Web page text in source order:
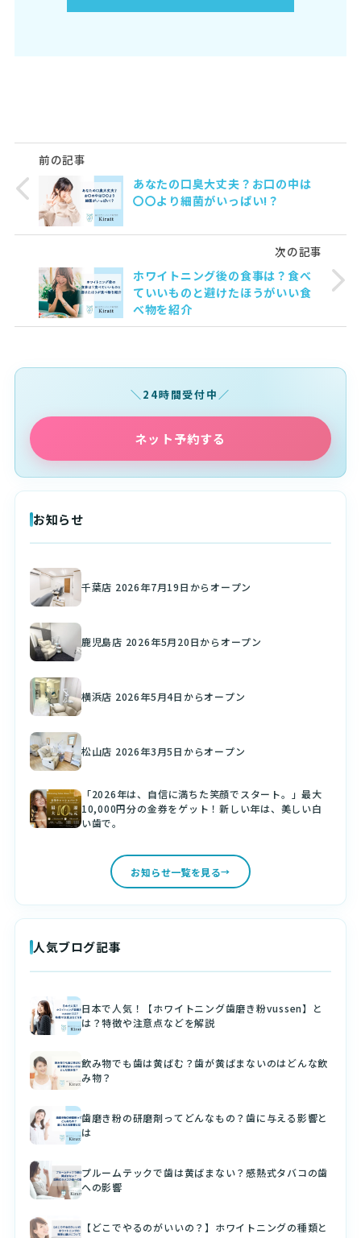
前の記事
あなたの口臭大丈夫？お口の中は
〇〇より細菌がいっぱい!？
次の記事
ホワイトニング後の食事は？食べ
ていいものと避けたほうがいい食
べ物を紹介
24時間受付中
ネット予約する
お知らせ
千葉店 2026年7月19日からオープン
鹿児島店 2026年5月20日からオープン
横浜店 2026年5月4日からオープン
松山店 2026年3月5日からオープン
「2026年は、自信に満ちた笑顔でスタート。」最大
10,000円分の金券をゲット！新しい年は、美しい白
い歯で。
お知らせ一覧を見る
人気ブログ記事
日本で人気！【ホワイトニング歯磨き粉vussen】と
は？特徴や注意点などを解説
飲み物でも歯は黄ばむ？歯が黄ばまないのはどんな飲
み物？
歯磨き粉の研磨剤ってどんなもの？歯に与える影響と
は
プルームテックで歯は黄ばまない？感熱式タバコの歯
への影響
【どこでやるのがいいの？】ホワイトニングの種類と